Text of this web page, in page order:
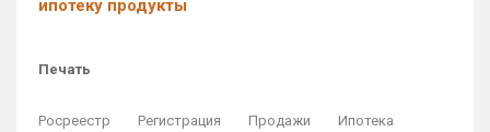
ипотеку продукты
Печать
Росреестр Регистрация Продажи
Ипотека